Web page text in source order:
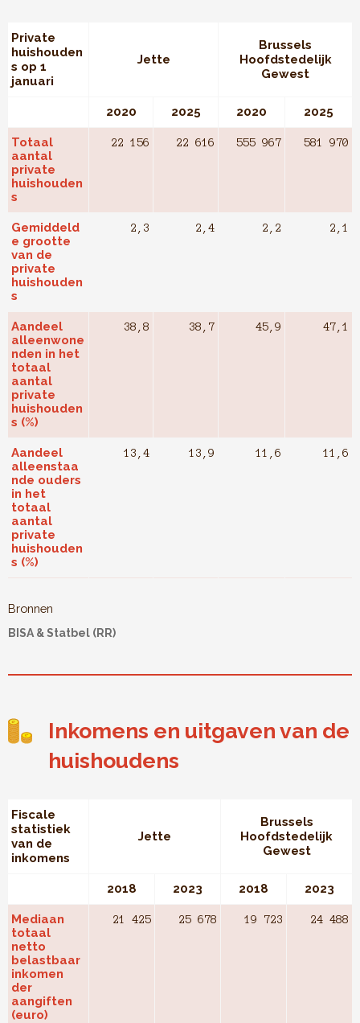
Private
huishouden
s op 1
januari
Jette
Brussels
Hoofdstedelijk
Gewest
2020 2025 2020 2025
Totaal
aantal
private
huishouden
s
22 156 22 616 555 967 581 970
Gemiddeld
e grootte
van de
private
huishouden
s
2,3 2,4 2,2 2,1
Aandeel
alleenwone
nden in het
totaal
aantal
private
huishouden
s (%)
38,8 38,7 45,9 47,1
Aandeel
alleenstaa
nde ouders
in het
totaal
aantal
private
huishouden
s (%)
13,4 13,9 11,6 11,6
Bronnen
BISA & Statbel (RR)
Inkomens en uitgaven van de
huishoudens
Fiscale
statistiek
van de
inkomens
Jette
Brussels
Hoofdstedelijk
Gewest
2018 2023 2018 2023
Mediaan
totaal
netto
belastbaar
inkomen
der
aangiften
(euro)
21 425 25 678 19 723 24 488